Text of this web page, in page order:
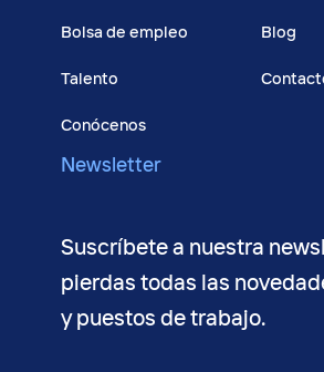
Bolsa de empleo
Talento
Conócenos
Blog
Newsletter
Suscríbete a nuestra
pierdas todas las
y puestos de trabajo.